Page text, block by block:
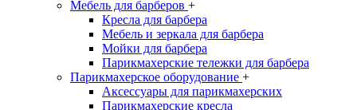
Мебель для барберов +
Кресла для барбера
Мебель и зеркала для барбера
Мойки для барбера
Парикмахерские тележки для барбера
Парикмахерское оборудование +
Аксессуары для парикмахерских
Парикмахерские кресла